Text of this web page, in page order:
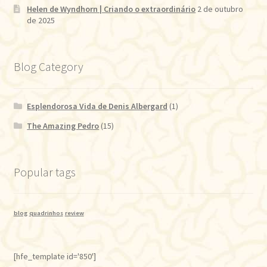
Helen de Wyndhorn | Criando o extraordinário 2 de outubro
de 2025
Blog Category
Esplendorosa Vida de Denis Albergard (1)
The Amazing Pedro (15)
Popular tags
blog quadrinhos review
[hfe_template id='850']